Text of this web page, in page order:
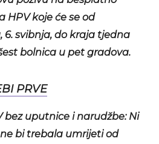
HPV koje će se od
6. svibnja, do kraja tjedna
bolnica u pet gradova.
PRVE
bez uputnice i narudžbe: Ni
bi trebala umrijeti od